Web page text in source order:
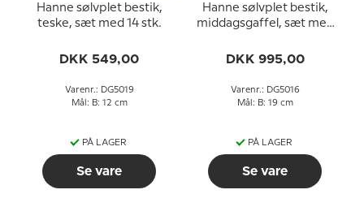
Hanne sølvplet bestik,
teske, sæt med 14 stk.
DKK 549,00
Varenr.: DG5019
Mål: B: 12 cm
PÅ LAGER
Se vare
Hanne sølvplet bestik,
middagsgaffel, sæt med
DKK 995,00
Varenr.: DG5016
Mål: B: 19 cm
PÅ LAGER
Se vare